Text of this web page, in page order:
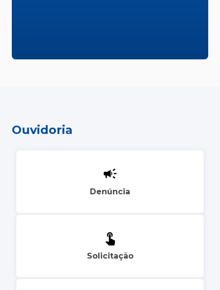
Ouvidoria
Denúncia
Solicitação